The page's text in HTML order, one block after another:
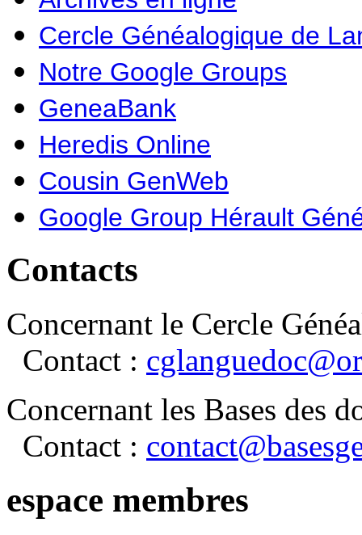
Cercle Généalogique de
Notre Google Groups
GeneaBank
Heredis Online
Cousin GenWeb
Google Group Hérault
Contacts
Concernant le Cercle
Contact :
Concernant les Bases des
Contact :
espace membres